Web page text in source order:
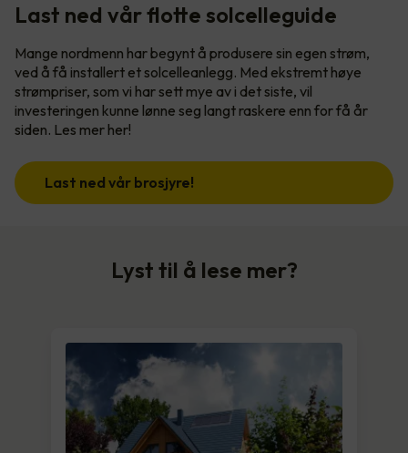
Last ned vår flotte solcelleguide
Mange nordmenn har begynt å produsere sin egen strøm,
ved å få installert et solcelleanlegg. Med ekstremt høye
strømpriser, som vi har sett mye av i det siste, vil
investeringen kunne lønne seg langt raskere enn for få år
siden. Les mer her!
Last ned vår brosjyre!
Lyst til å lese mer?